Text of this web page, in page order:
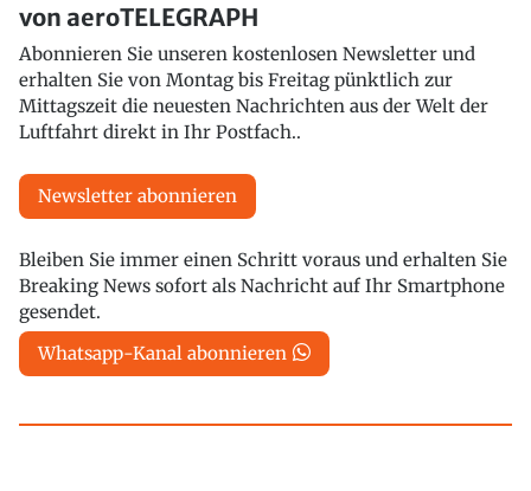
von aeroTELEGRAPH
Abonnieren Sie unseren kostenlosen Newsletter und
erhalten Sie von Montag bis Freitag pünktlich zur
Mittagszeit die neuesten Nachrichten aus der Welt der
Luftfahrt direkt in Ihr Postfach..
Newsletter abonnieren
Bleiben Sie immer einen Schritt voraus und erhalten Sie
Breaking News sofort als Nachricht auf Ihr Smartphone
gesendet.
Whatsapp-Kanal abonnieren